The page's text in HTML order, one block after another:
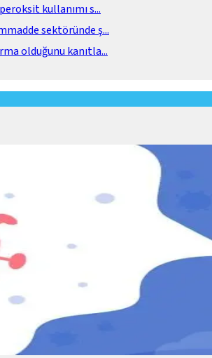
kullanımı s...
sektöründe ş...
olduğunu kanıtla...